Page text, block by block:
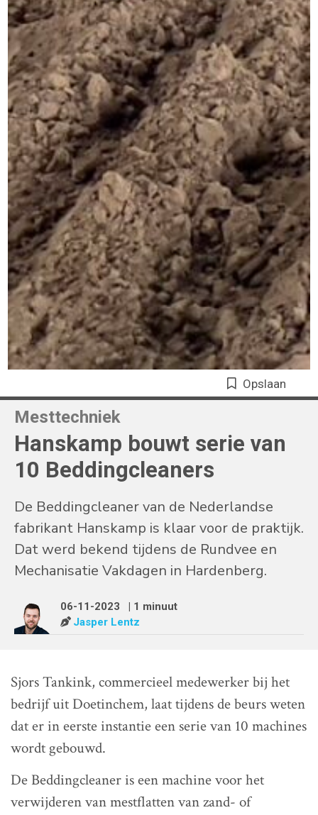
Opslaan
Mesttechniek
Hanskamp bouwt serie van
10 Beddingcleaners
De Beddingcleaner van de Nederlandse
fabrikant Hanskamp is klaar voor de praktijk.
Dat werd bekend tijdens de Rundvee en
Mechanisatie Vakdagen in Hardenberg.
06-11-2023
| 1 minuut
Jasper Lentz
Sjors Tankink, commercieel medewerker bij het
bedrijf uit Doetinchem, laat tijdens de beurs weten
dat er in eerste instantie een serie van 10 machines
wordt gebouwd.
De Beddingcleaner is een machine voor het
verwijderen van mestflatten van zand- of